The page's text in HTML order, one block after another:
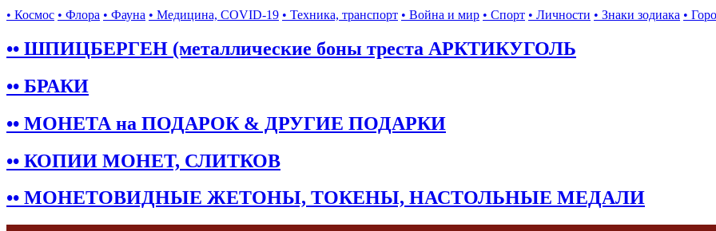
• Космос • Флора • Фауна • Медицина, COVID-19 • Техника, транспорт • Война и мир • Спорт • Личности • Знаки зодиака •
•• ШПИЦБЕРГЕН (металлические боны треста АРКТИКУГОЛЬ
•• БРАКИ
•• МОНЕТА на ПОДАРОК & ДРУГИЕ ПОДАРКИ
•• КОПИИ МОНЕТ, СЛИТКОВ
•• МОНЕТОВИДНЫЕ ЖЕТОНЫ, ТОКЕНЫ, НАСТОЛЬНЫЕ МЕДАЛИ